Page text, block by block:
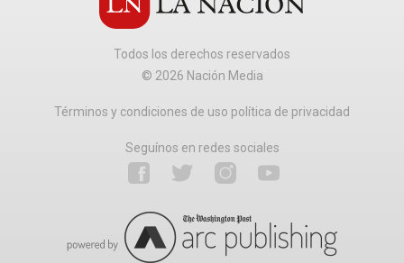
Todos los derechos reservados
© 2026 Nación Media
Términos y condiciones de uso política de privacidad
Seguínos en redes sociales